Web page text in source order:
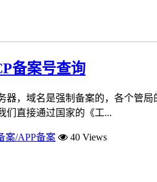
备案号查询
器，域名是强制备案的，各个管
们直接通过国家的《工...
案/APP备案 40 Views